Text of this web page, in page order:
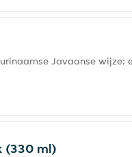
Javaanse wijze;
(330 ml)